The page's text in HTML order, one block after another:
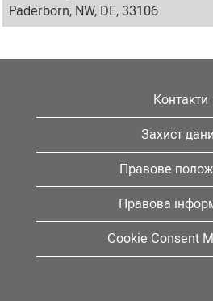
Paderborn, NW, DE, 33106
Контакти
Захист
Правове
Правова
Cookie Consent